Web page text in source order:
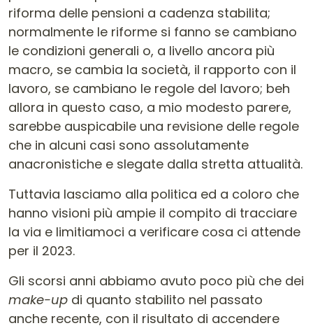
riforma delle pensioni a cadenza stabilita;
normalmente le riforme si fanno se cambiano
le condizioni generali o, a livello ancora più
macro, se cambia la società, il rapporto con il
lavoro, se cambiano le regole del lavoro; beh
allora in questo caso, a mio modesto parere,
sarebbe auspicabile una revisione delle regole
che in alcuni casi sono assolutamente
anacronistiche e slegate dalla stretta attualità.
Tuttavia lasciamo alla politica ed a coloro che
hanno visioni più ampie il compito di tracciare
la via e limitiamoci a verificare cosa ci attende
per il 2023.
Gli scorsi anni abbiamo avuto poco più che dei
make-up di quanto stabilito nel passato
anche recente, con il risultato di accendere